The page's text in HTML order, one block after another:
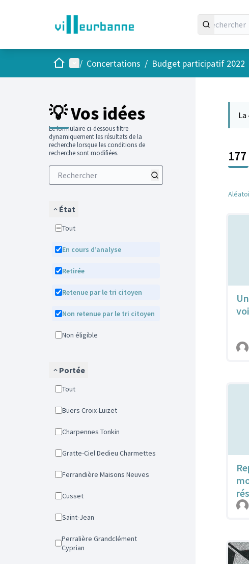
AccueilMenu principal
/ Concertations / Budget participatif 2022
💡 Vos idées
Le formulaire ci-dessous filtre
dynamiquement les résultats de la
recherche lorsque les conditions de
recherche sont modifiées.
État
Tout
En cours d’analyse
Retirée
Retenue par le tri citoyen
Non retenue par le tri citoyen
Non éligible
Portée
Tout
Buers Croix-Luizet
Charpennes Tonkin
Gratte-Ciel Dedieu Charmettes
Ferrandière Maisons Neuves
Cusset
Saint-Jean
Perralière Grandclément
Cyprian